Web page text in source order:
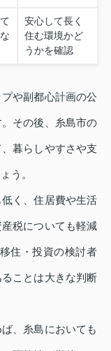
安心して長く
住む環境かど
うかを確認
や副都心計画の公
その後、糸島市の
暮らしやすさや支
う。
く、住居費や生活
税についても軽減
住・投資の検討者
ことは大きな判断
、糸島においても